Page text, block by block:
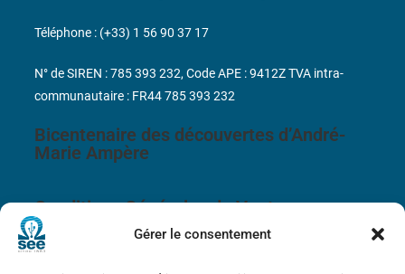
Gérer le consentement
Bicentenaire des découvertes d’André-
Marie Ampère
Conditions Générales de Vente
Téléphone : (+33) 1 56 90 37 17
N° de SIREN : 785 393 232, Code APE : 9412Z TVA intra-
communautaire : FR44 785 393 232